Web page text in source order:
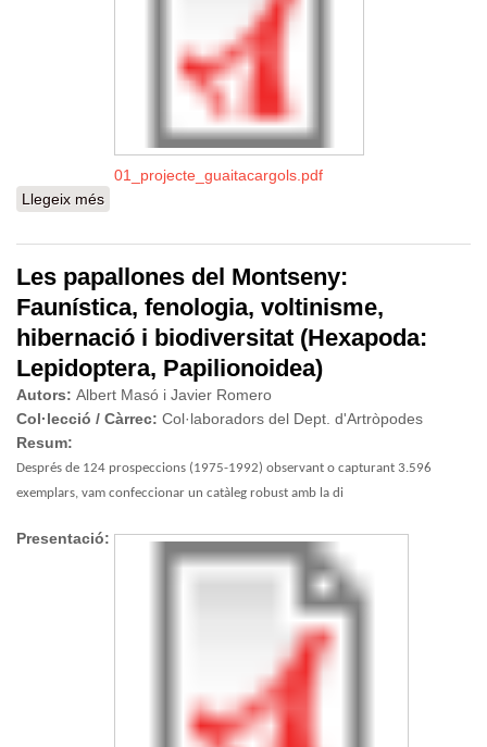
01_projecte_guaitacargols.pdf
Llegeix més
Les papallones del Montseny:
Faunística, fenologia, voltinisme,
hibernació i biodiversitat (Hexapoda:
Lepidoptera, Papilionoidea)
Autors: Albert Masó i Javier Romero
Col·lecció / Càrrec: Col·laboradors del Dept. d'Artròpodes
Resum:
Després de 124 prospeccions (1975-1992) observant o capturant 3.596
exemplars, vam confeccionar un catàleg robust amb la di
Presentació: